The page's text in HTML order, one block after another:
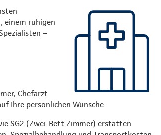
einem ruhigen
–
Chefarzt
Ihre persönlichen Wünsche.
SG2 (Zwei-Bett-Zimmer) erstatten